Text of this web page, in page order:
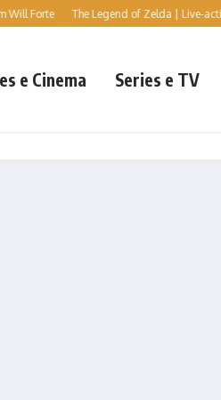
Forte The Legend of Zelda | Live-action
e Cinema Series e TV